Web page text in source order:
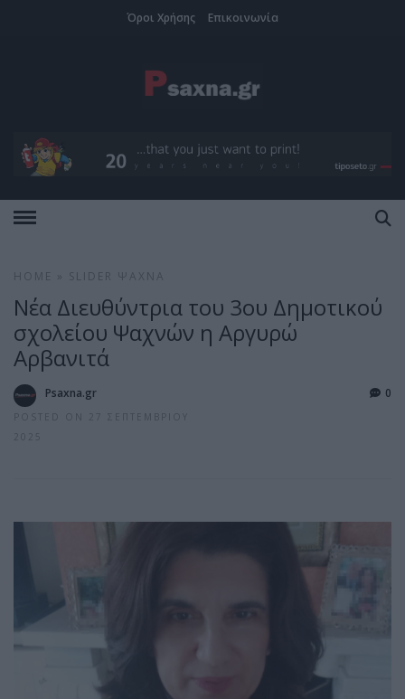
Όροι Χρήσης Επικοινωνία
HOME SLIDER ΨΑΧΝΆ
Νέα Διευθύντρια του 3ου Δημοτικού
σχολείου Ψαχνών η Αργυρώ
Αρβανιτά
Psaxna.gr
POSTED ON 27 ΣΕΠΤΕΜΒΡΊΟΥ
2025
0